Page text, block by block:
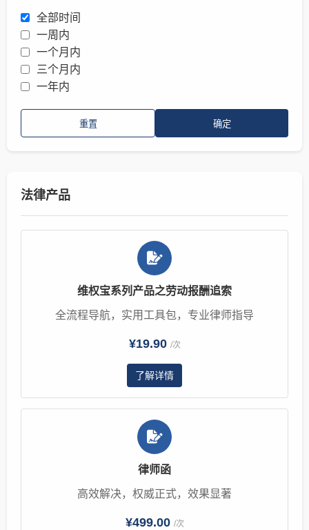
全部时间
一周内
一个月内
三个月内
一年内
重置 确定
法律产品
维权宝系列产品之劳动报酬追索
全流程导航，实用工具包，专业律师指导
¥19.90 /次
了解详情
律师函
高效解决，权威正式，效果显著
¥499.00 /次